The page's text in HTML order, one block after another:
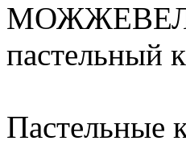
пастельный
Пастельные